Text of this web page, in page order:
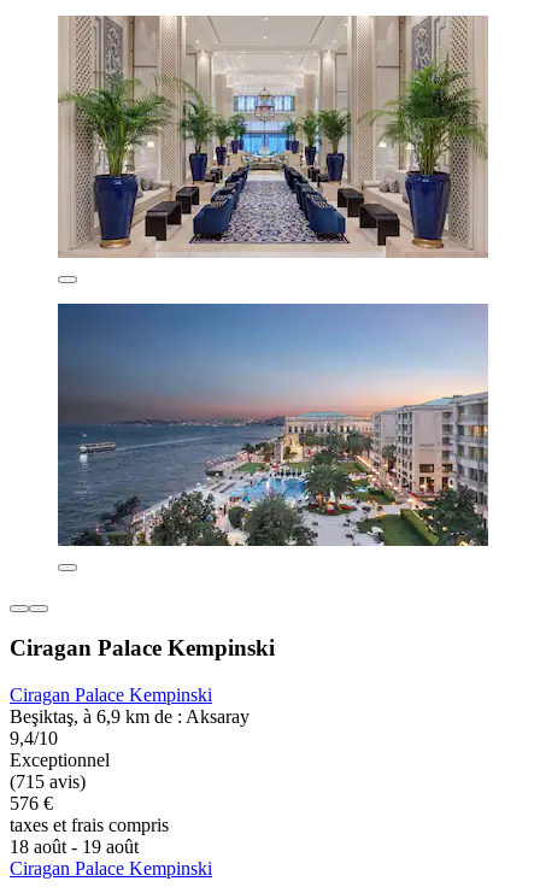
Ciragan Palace Kempinski
Ciragan Palace Kempinski
Beşiktaş, à 6,9 km de : Aksaray
9,4/10
Exceptionnel
(715 avis)
576 €
taxes et frais compris
18 août - 19 août
Ciragan Palace Kempinski